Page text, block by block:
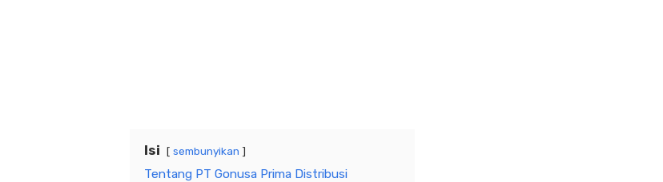
Isi sembunyikan
Tentang PT Gonusa Prima Distribusi